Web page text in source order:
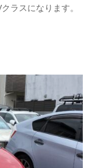
ラスになります。